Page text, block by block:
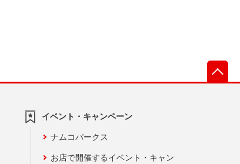
イベント・キャンペーン
ナムコパークス
お店で開催するイベント・キャン